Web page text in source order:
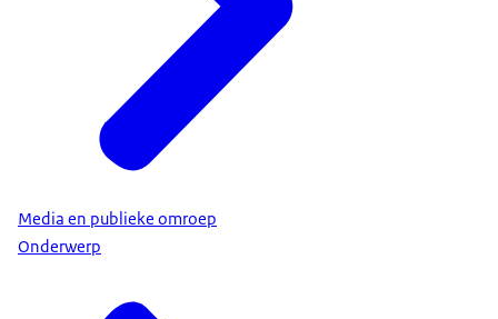
Media en publieke omroep
Onderwerp